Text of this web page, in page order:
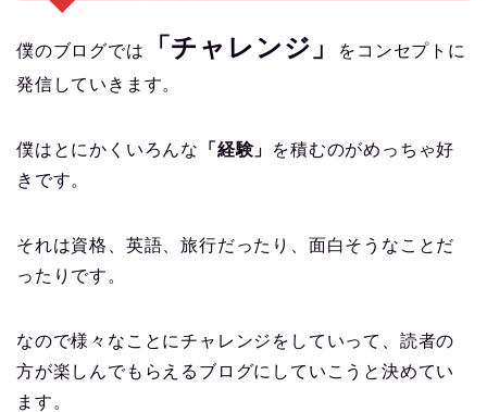
僕のブログでは 「チャレンジ」
をコンセプトに
発信していきます。
僕はとにかくいろんな 「経験」
を積むのがめっちゃ好
きです。
それは資格、英語、旅行だったり、面白そうなことだ
ったりです。
なので様々なことにチャレンジをしていって、読者の
方が楽しんでもらえるブログにしていこうと決めてい
ます。